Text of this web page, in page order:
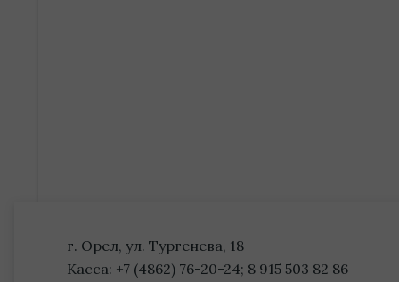
г. Орел, ул. Тургенева, 18
Касса: +7 (4862) 76-20-24; 8 915 503 82 86